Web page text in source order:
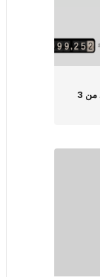
افحص اي موقع إن كان قابلا للإختراق بأزيد من 3